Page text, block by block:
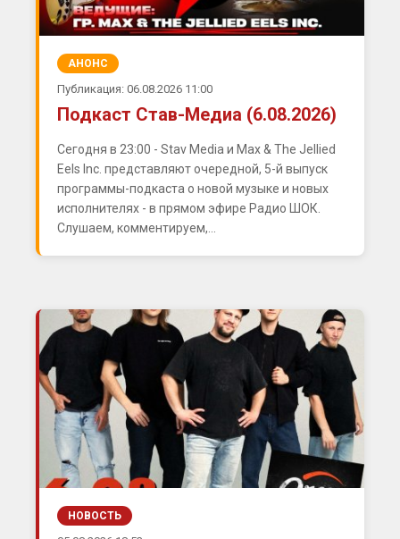
АНОНС
Публикация: 06.08.2026 11:00
Подкаст Став-Медиа (6.08.2026)
Сегодня в 23:00 - Stav Media и Max & The Jellied
Eels Inc. представляют очередной, 5-й выпуск
программы-подкаста о новой музыке и новых
исполнителях - в прямом эфире Радио ШОК.
Слушаем, комментируем,...
НОВОСТЬ